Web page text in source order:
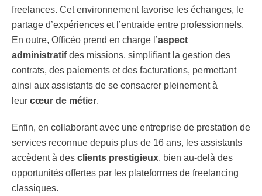
freelances. Cet environnement favorise les échanges, le
partage d’expériences et l’entraide entre professionnels.
En outre, Officéo prend en charge l’aspect
administratif des missions, simplifiant la gestion des
contrats, des paiements et des facturations, permettant
ainsi aux assistants de se consacrer pleinement à
leur cœur de métier.
Enfin, en collaborant avec une entreprise de prestation de
services reconnue depuis plus de 16 ans, les assistants
accèdent à des clients prestigieux, bien au-delà des
opportunités offertes par les plateformes de freelancing
classiques.